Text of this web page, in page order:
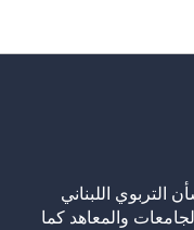
اللبناني
والمعاهد كما